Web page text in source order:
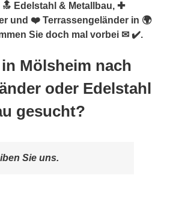
Edelstahl & Metallbau, ✚
und ❤️ Terrassengeländer in 🌍
Sie doch mal vorbei ✉ ✔️.
Mölsheim nach
oder Edelstahl
gesucht?
Sie uns.